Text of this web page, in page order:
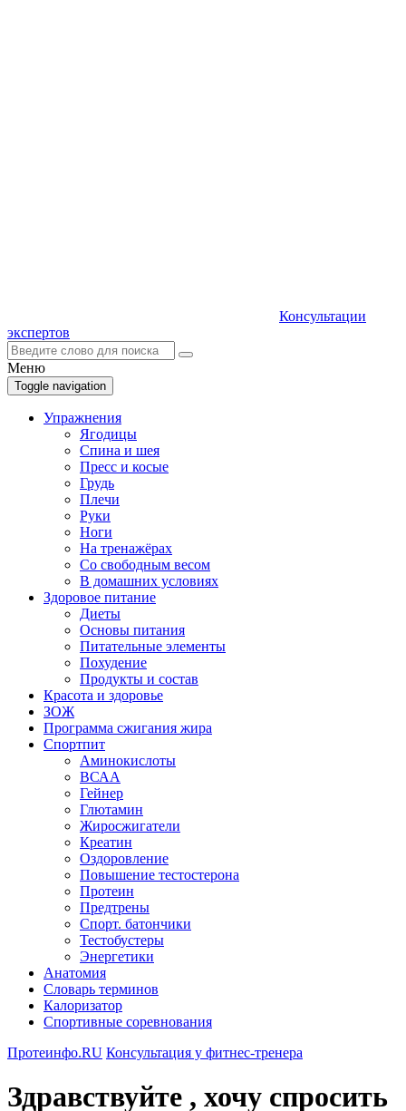
Консультации
экспертов
Меню
Toggle navigation
Упражнения
Ягодицы
Спина и шея
Пресс и косые
Грудь
Плечи
Руки
Ноги
На тренажёрах
Со свободным весом
В домашних условиях
Здоровое питание
Диеты
Основы питания
Питательные элементы
Похудение
Продукты и состав
Красота и здоровье
ЗОЖ
Программа сжигания жира
Спортпит
Аминокислоты
ВСАА
Гейнер
Глютамин
Жиросжигатели
Креатин
Оздоровление
Повышение тестостерона
Протеин
Предтрены
Спорт. батончики
Тестобустеры
Энергетики
Анатомия
Словарь терминов
Калоризатор
Спортивные соревнования
Протеинфо.RU Консультация у фитнес-тренера
Здравствуйте , хочу спросить